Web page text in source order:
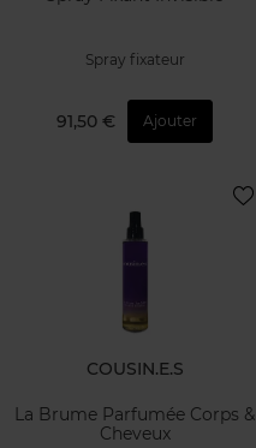
Spray fixateur
91,50 € Ajouter
COUSIN.E.S
La Brume Parfumée Corps &
Cheveux